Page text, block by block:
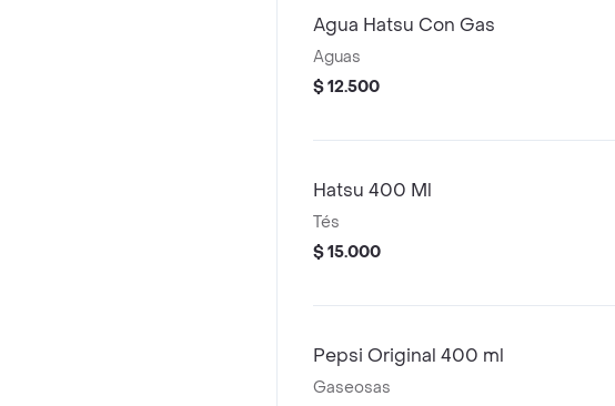
Agua Hatsu Con Gas
Aguas
$ 12.500
Hatsu 400 Ml
Tés
$ 15.000
Pepsi Original 400 ml
Gaseosas